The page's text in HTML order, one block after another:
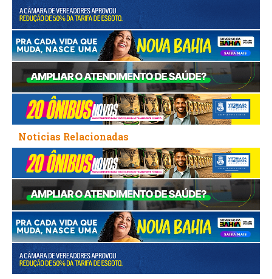
Noticias Relacionadas